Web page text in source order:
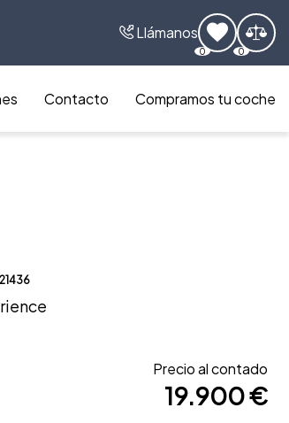
Llámanos
0 0
Contacto Compramos tu coche
Precio al contado
19.900 €